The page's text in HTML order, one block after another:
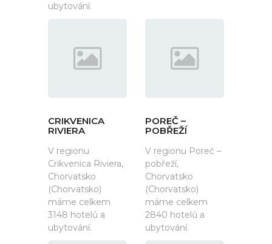
ubytování.
CRIKVENICA
RIVIERA
V regionu
Crikvenica Riviera,
Chorvatsko
(Chorvatsko)
máme celkem
3148 hotelů a
ubytování.
POREČ –
POBŘEŽÍ
V regionu Poreč –
pobřeží,
Chorvatsko
(Chorvatsko)
máme celkem
2840 hotelů a
ubytování.